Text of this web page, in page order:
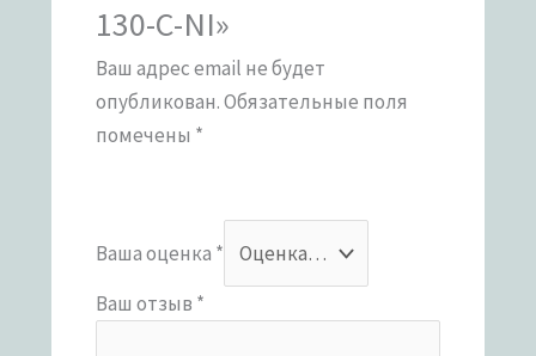
130-C-NI»
Ваш адрес email не будет
опубликован.Обязательные поля
помечены *
Ваша оценка *
Ваш отзыв *